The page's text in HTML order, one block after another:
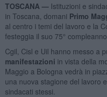
TOSCANA — Istituzioni e
in Toscana, domani Primo
al centro i temi del lavoro e la
festeggia il suo 75° compleanno.
Cgil, Cisl e Uil hanno messo a
manifestazioni in vista della
Maggio a Bologna vedrà in
una nuova stagione del lavoro
sindacati stessi.